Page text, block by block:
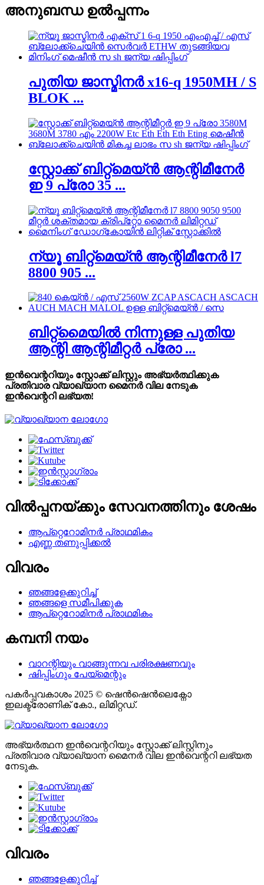
അനുബന്ധ ഉൽപ്പന്നം
പുതിയ ജാസ്മിനർ x16-q 1950MH / S
BLOK ...
സ്റ്റോക്ക് ബിറ്റ്മെയ്ൻ ആന്റിമീനേർ
ഇ 9 പ്രോ 35 ...
ന്യൂ ബിറ്റ്മെയ്ൻ ആന്റിമീനേർ l7
8800 905 ...
ബിറ്റ്മൈയിൽ നിന്നുള്ള പുതിയ
ആന്റി ആന്റിമീറ്റർ പ്രോ ...
ഇൻവെന്ററിയും സ്റ്റോക്ക് ലിസ്റ്റും അഭ്യർത്ഥിക്കുക
പ്രതിവാര വ്യാഖ്യാന മൈനർ വില നേടുക
ഇൻവെന്ററി ലഭ്യത!
വിൽപ്പനയ്ക്കും സേവനത്തിനും ശേഷം
ആപ്റ്റെറോമിനർ പ്രാഥമികം
എണ്ണ തണുപ്പിക്കൽ
വിവരം
ഞങ്ങളേക്കുറിച്ച്
ഞങ്ങളെ സമീപിക്കുക
ആപ്റ്റെറോമിനർ പ്രാഥമികം
കമ്പനി നയം
വാറന്റിയും വാങ്ങുന്നവ പരിരക്ഷണവും
ഷിപ്പിംഗും പേയ്മെന്റും
പകർപ്പവകാശം 2025 © ഷെൻഷെൻലെക്നോ
ഇലക്ട്രോണിക് കോ., ലിമിറ്റഡ്.
അഭ്യർത്ഥന ഇൻവെന്ററിയും സ്റ്റോക്ക് ലിസ്റ്റിനും
പ്രതിവാര വ്യാഖ്യാന മൈനർ വില ഇൻവെന്ററി ലഭ്യത
നേടുക.
വിവരം
ഞങ്ങളേക്കുറിച്ച്